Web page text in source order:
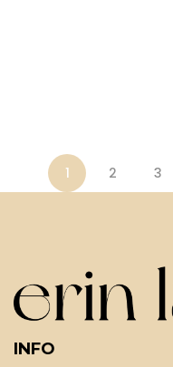
1 2 3
INFO